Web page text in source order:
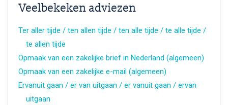
Veelbekeken adviezen
Ter aller tijde / ten allen tijde / ten alle tijde / te alle tijde /
te allen tijde
Opmaak van een zakelijke brief in Nederland (algemeen)
Opmaak van een zakelijke e-mail (algemeen)
Ervanuit gaan / er van uitgaan / er vanuit gaan / ervan
uitgaan